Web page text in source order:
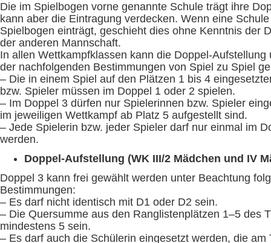
Die im Spielbogen vorne genannte Schule trägt ihre
kann aber die Eintragung verdecken. Wenn eine
Spielbogen einträgt, geschieht dies ohne Kenntnis der
der anderen Mannschaft.
In allen Wettkampfklassen kann die Doppel-Aufstellung
der nachfolgenden Bestimmungen von Spiel zu Spiel
– Die in einem Spiel auf den Plätzen 1 bis 4
bzw. Spieler müssen im Doppel 1 oder 2 spielen.
– Im Doppel 3 dürfen nur Spielerinnen bzw. Spieler
im jeweiligen Wettkampf ab Platz 5 aufgestellt sind.
– Jede Spielerin bzw. jeder Spieler darf nur einmal im
werden.
Doppel-Aufstellung (WK III/2 Mädchen und IV
Doppel 3 kann frei gewählt werden unter Beachtung
Bestimmungen:
– Es darf nicht identisch mit D1 oder D2 sein.
– Die Quersumme aus den Ranglistenplätzen 1–5 des
mindestens 5 sein.
– Es darf auch die Schülerin eingesetzt werden, die am